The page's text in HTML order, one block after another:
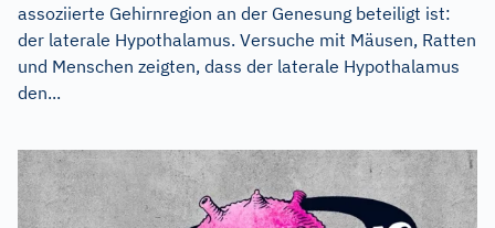
assoziierte Gehirnregion an der Genesung beteiligt ist:
der laterale Hypothalamus. Versuche mit Mäusen, Ratten
und Menschen zeigten, dass der laterale Hypothalamus
den...